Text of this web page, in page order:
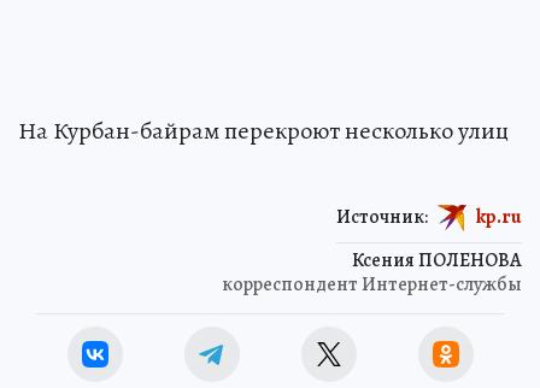
На Курбан-байрам перекроют несколько улиц
Ксения ПОЛЕНОВА
корреспондент Интернет-службы
Источник: kp.ru